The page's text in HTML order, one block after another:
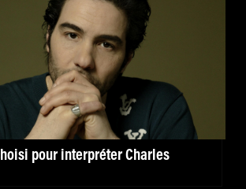
pour interpréter Charles